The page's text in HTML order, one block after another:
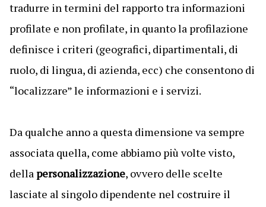
tradurre in termini del rapporto tra informazioni
profilate e non profilate, in quanto la profilazione
definisce i criteri (geografici, dipartimentali, di
ruolo, di lingua, di azienda, ecc) che consentono di
“localizzare” le informazioni e i servizi.
Da qualche anno a questa dimensione va sempre
associata quella, come abbiamo più volte visto,
dellapersonalizzazione, ovvero delle scelte
lasciate al singolo dipendente nel costruire il